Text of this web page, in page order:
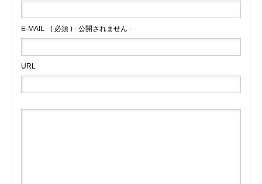
E-MAIL ( 必須 ) - 公開されません -
URL